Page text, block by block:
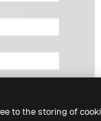
to the storing of